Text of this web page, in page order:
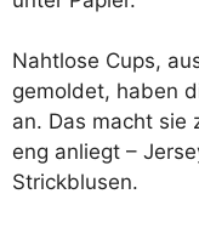
Nahtlose Cups,
gemoldet, haben
an. Das macht sie
eng anliegt –
Strickblusen.